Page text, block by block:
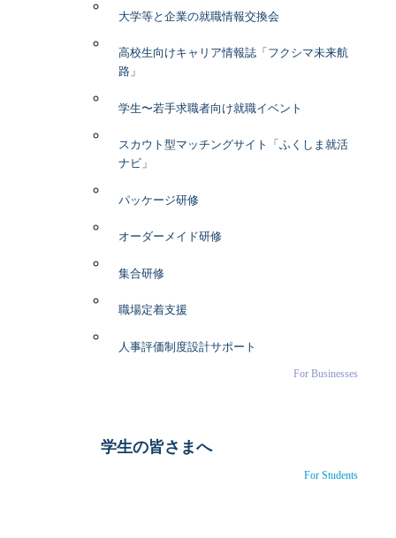
大学等と企業の就職情報交換会
高校生向けキャリア情報誌「フクシマ未来航
路」
学生〜若手求職者向け就職イベント
スカウト型マッチングサイト「ふくしま就活
ナビ」
パッケージ研修
オーダーメイド研修
集合研修
職場定着支援
人事評価制度設計サポート
For Businesses
学生の皆さまへ
For Students